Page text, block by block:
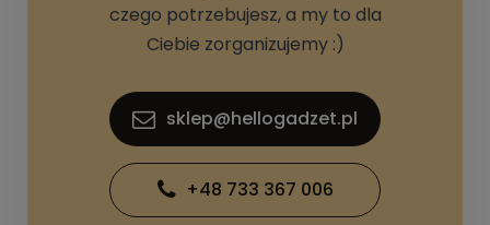
czego potrzebujesz, a my to dla
Ciebie zorganizujemy :)
sklep@hellogadzet.pl
+48 733 367 006